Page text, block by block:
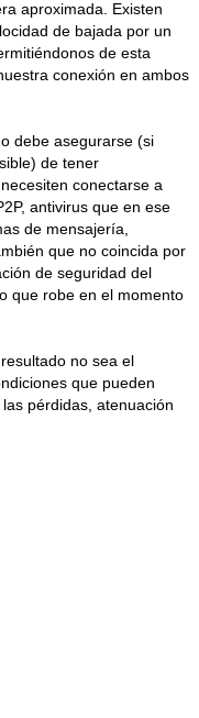
aproximada. Existen
de bajada por un
de esta
conexión en ambos
debe asegurarse (si
de tener
conectarse a
antivirus que en ese
de mensajería,
que no coincida por
de seguridad del
que robe en el momento
no sea el
que pueden
pérdidas, atenuación